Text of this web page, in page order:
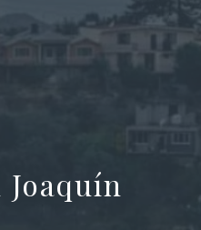
Joaquín